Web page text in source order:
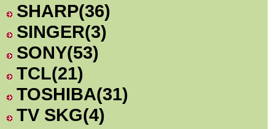
SHARP(36)
SINGER(3)
SONY(53)
TCL(21)
TOSHIBA(31)
TV SKG(4)